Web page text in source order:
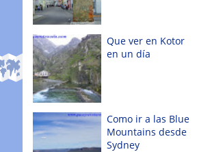
Que ver en Kotor
en un día
Como ir a las Blue
Mountains desde
Sydney